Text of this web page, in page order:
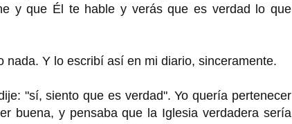
y que Él te hable y verás que es verdad lo que
Y lo escribí así en mi diario, sinceramente.
"sí, siento que es verdad". Yo quería pertenecer
buena, y pensaba que la Iglesia verdadera sería